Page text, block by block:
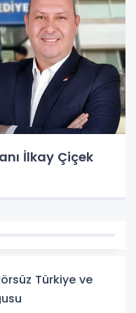
İlkay Çiçek
Türkiye ve